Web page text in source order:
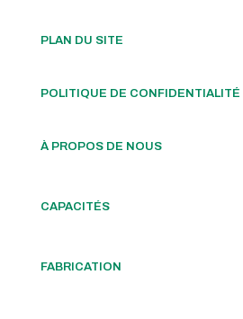
PLAN DU SITE
POLITIQUE DE CONFIDENTIALITÉ
À PROPOS DE NOUS
CAPACITÉS
FABRICATION